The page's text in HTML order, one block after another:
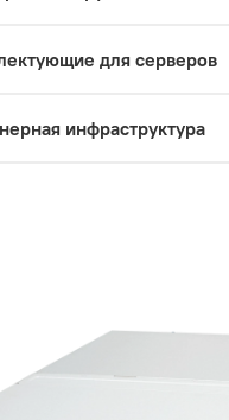
для серверов
инфраструктура